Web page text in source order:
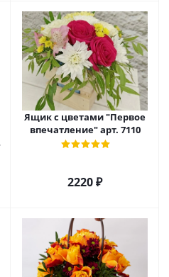
Ящик с цветами "Первое
впечатление" арт. 7110
2220 ₽